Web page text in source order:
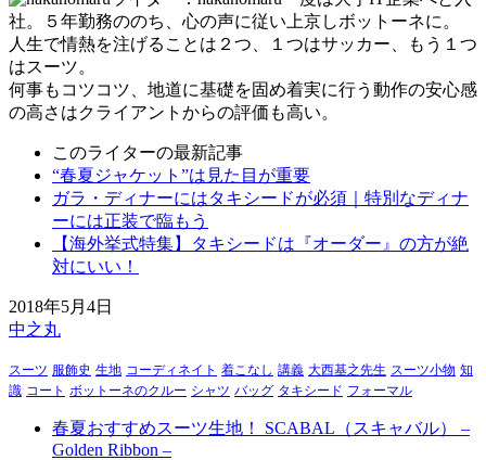
社。５年勤務ののち、心の声に従い上京しボットーネに。
人生で情熱を注げることは２つ、１つはサッカー、もう１つ
はスーツ。
何事もコツコツ、地道に基礎を固め着実に行う動作の安心感
の高さはクライアントからの評価も高い。
このライターの最新記事
“春夏ジャケット”は見た目が重要
ガラ・ディナーにはタキシードが必須｜特別なディナ
ーには正装で臨もう
【海外挙式特集】タキシードは『オーダー』の方が絶
対にいい！
2018年5月4日
中之丸
スーツ 服飾史 生地 コーディネイト 着こなし 講義 大西基之先生 スーツ小物 知
識 コート ボットーネのクルー シャツ バッグ タキシード フォーマル
春夏おすすめスーツ生地！ SCABAL（スキャバル） –
Golden Ribbon –